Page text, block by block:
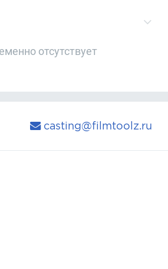
отсутствует
casting@filmtoolz.ru